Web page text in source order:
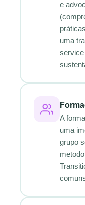
e
uma
service
A
uma
grupo